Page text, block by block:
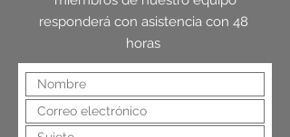
responderá con asistencia con 48
horas